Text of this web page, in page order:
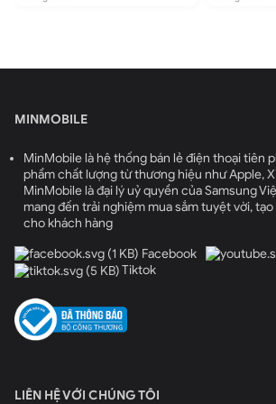
MINMOBILE
MinMobile là hệ thống bán lẻ điện thoại tiên
phẩm chất lượng từ thương hiệu như Apple,
MinMobile là đại lý uỷ quyền của Samsung
mang đến trải nghiệm mua sắm tuyệt vời,
cho khách hàng
Facebook
Tiktok
LIÊN HỆ VỚI CHÚNG TÔI